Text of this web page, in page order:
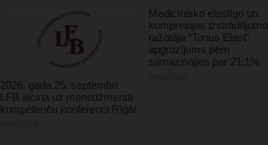
2026. gada 25. septembrī
LFB aicina uz menedžmenta
kompetenču konferenci Rīgā!
Medicīnisko elastīgo un
kompresijas izstrādājumu
ražotāja “Tonus Elast”
apgrozījums pērn
samazinājies par 21,1%